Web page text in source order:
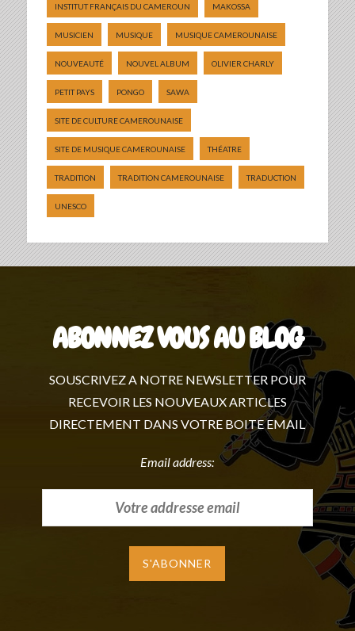
INSTITUT FRANÇAIS DU CAMEROUN MAKOSSA
MUSICIEN MUSIQUE MUSIQUE CAMEROUNAISE
NOUVEAUTÉ NOUVEL ALBUM OLIVIER CHARLY
PETIT PAYS PONGO SAWA
SITE DE CULTURE CAMEROUNAISE
SITE DE MUSIQUE CAMEROUNAISE THÉATRE
TRADITION TRADITION CAMEROUNAISE TRADUCTION
UNESCO
ABONNEZ VOUS AU BLOG
SOUSCRIVEZ A NOTRE NEWSLETTER POUR
RECEVOIR LES NOUVEAUX ARTICLES
DIRECTEMENT DANS VOTRE BOITE EMAIL
Email address: